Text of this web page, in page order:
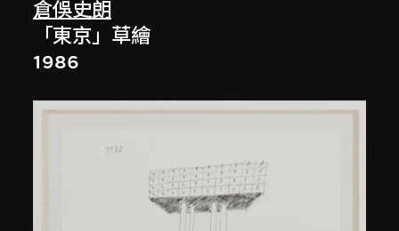
倉俁史朗
「東京」草繪
1986